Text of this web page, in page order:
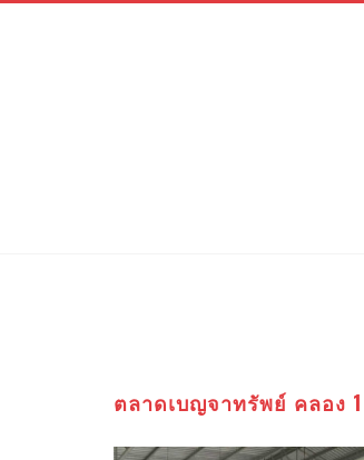
ตลาดเบญจาทรัพย์ คลอง 1